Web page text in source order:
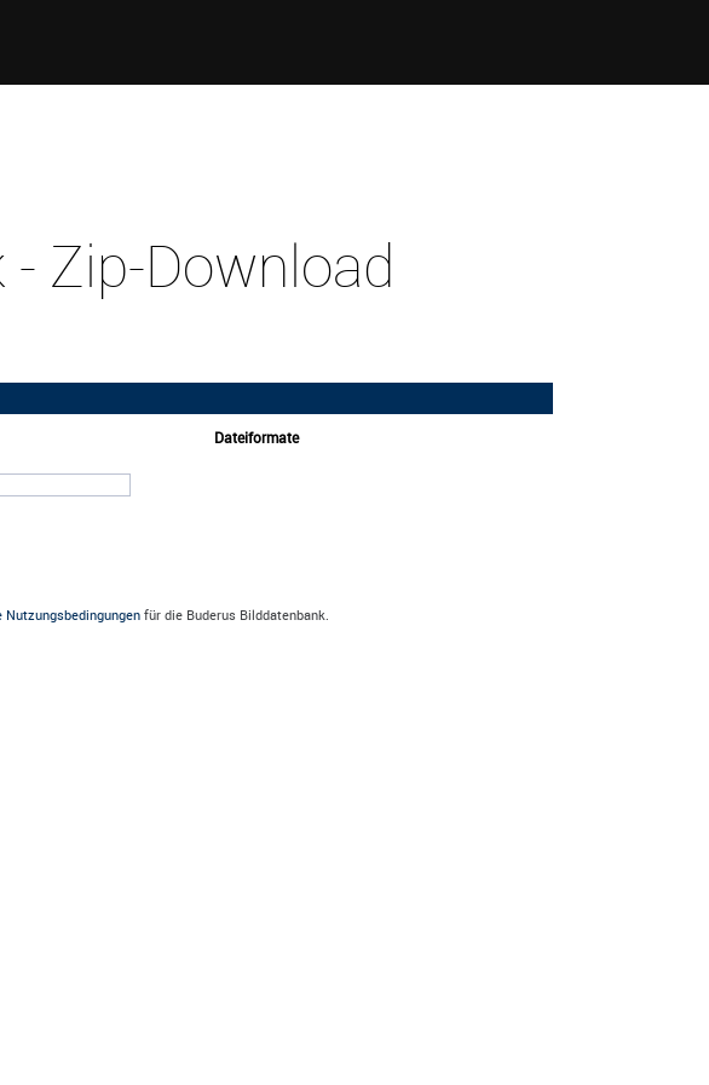
Zip-Download
Dateiformate
Nutzungsbedingungen für die Buderus Bilddatenbank.